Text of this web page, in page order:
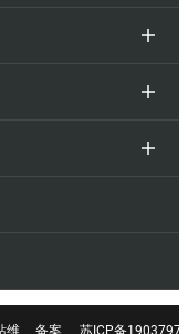
维
备案
苏ICP备19037976